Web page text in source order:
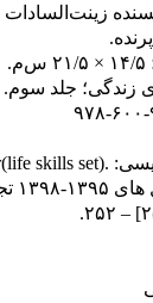
زینت‌السادات
زندگی؛ جلد سوم.‬‬
شده است.